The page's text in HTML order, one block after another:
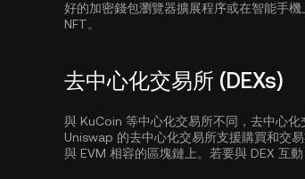
好的加密錢包瀏覽器擴展程序或在智能手
NFT。
去中心化交易所 (DEXs)
與 KuCoin 等中心化交易所不同，去中心
Uniswap 的去中心化交易所支援購買和交
與 EVM 相容的區塊鏈上。若要與 DEX 互